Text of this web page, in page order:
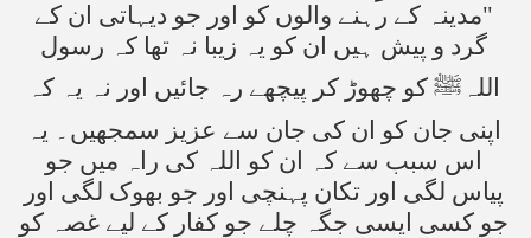
"مدینہ کے رہنے والوں کو اور جو دیہاتی ان کے
گرد و پیش ہیں ان کو یہ زیبا نہ تھا کہ رسول
اللہﷺ کو چھوڑ کر پیچھے رہ جائیں اور نہ یہ کہ
اپنی جان کو ان کی جان سے عزیز سمجھیں۔ یہ
اس سبب سے کہ ان کو اللہ کی راہ میں جو
پیاس لگی اور تکان پہنچی اور جو بھوک لگی اور
جو کسی ایسی جگہ چلے جو کفار کے لیے غصہ کو